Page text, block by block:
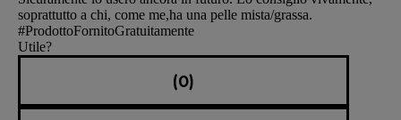
soprattutto a chi, come me,ha una pelle mista/grassa.
#ProdottoFornitoGratuitamente
Utile?
(0)